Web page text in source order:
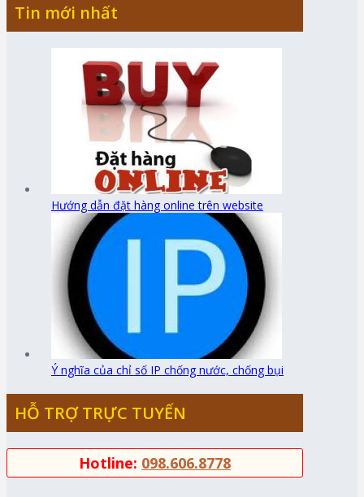
Tin mới nhất
Hướng dẫn đặt hàng online trên website
Ý nghĩa của chỉ số IP chống nước, chống bụi
HỖ TRỢ TRỰC TUYẾN
Hotline: 098.606.8778